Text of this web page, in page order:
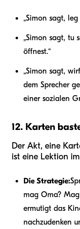
„Simon sagt,
„Simon sagt, tu
öffnest.“
„Simon sagt,
dem Sprecher
einer sozialen
12. Karten
Der Akt, eine
ist eine Lektion
Die Strategie:
mag Oma? Mag
ermutigt das
nachzudenken